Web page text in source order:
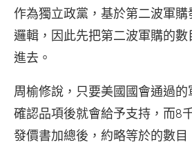
作為獨立政黨，基於第二波軍
邏輯，因此先把第二波軍購的
進去。
周榆修說，只要美國國會通過
確認品項後就會給予支持，而8
發價書加總後，約略等於的數目